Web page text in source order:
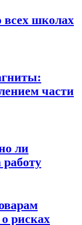
всех школах
части
ли
рисках